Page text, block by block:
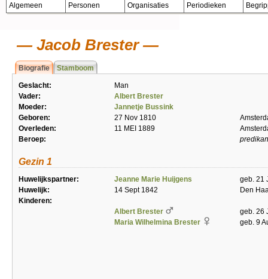
Algemeen Personen Organisaties Periodieken
Jacob Brester
Biografie Stamboom
Geslacht:
Man
Vader:
Albert Brester
Moeder:
Jannetje Bussink
Geboren:
27 Nov 1810
Overleden:
11 MEI 1889
Beroep:
Gezin 1
Huwelijkspartner: Jeanne Marie Huijgens
geb. 21
Huwelijk:
14 Sept 1842
Den
Kinderen:
Albert Brester
geb. 26
Maria Wilhelmina Brester
geb. 9